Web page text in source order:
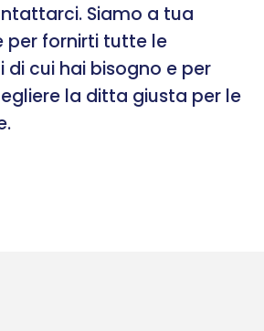
Siamo a tua
per fornirti tutte le
di cui hai bisogno e per
la ditta giusta per le